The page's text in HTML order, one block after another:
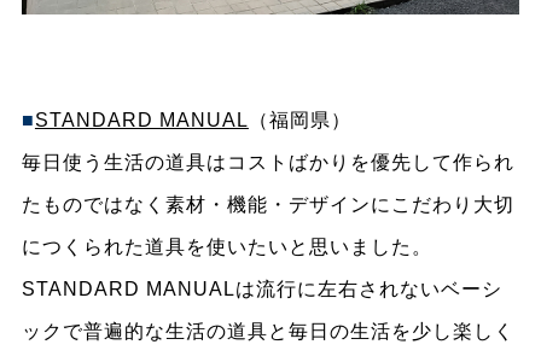
■STANDARD MANUAL （福岡県）
毎日使う生活の道具はコストばかりを優先して作られ
たものではなく素材・機能・デザインにこだわり大切
につくられた道具を使いたいと思いました。
STANDARD MANUALは流行に左右されないベーシ
ックで普遍的な生活の道具と毎日の生活を少し楽しく